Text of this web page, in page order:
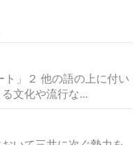
ト」２ 他の語の上に付い
文化や流行な...